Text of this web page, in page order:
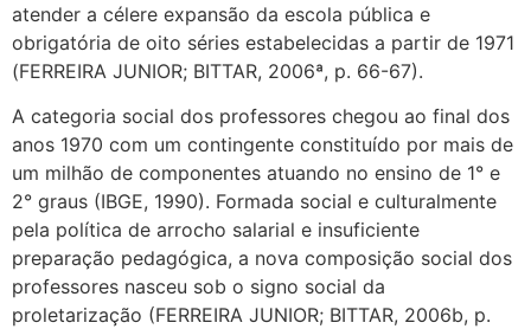
atender a célere expansão da escola pública e
obrigatória de oito séries estabelecidas a partir de 1971
(FERREIRA JUNIOR; BITTAR, 2006ª, p. 66-67).
A categoria social dos professores chegou ao final dos
anos 1970 com um contingente constituído por mais de
um milhão de componentes atuando no ensino de 1° e
2° graus (IBGE, 1990). Formada social e culturalmente
pela política de arrocho salarial e insuficiente
preparação pedagógica, a nova composição social dos
professores nasceu sob o signo social da
proletarização (FERREIRA JUNIOR; BITTAR, 2006b, p.